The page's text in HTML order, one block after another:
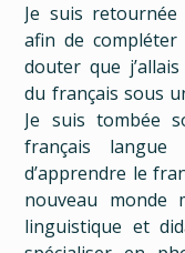
Je suis retournée
afin de
douter que
du français sous
Je suis tombée
français langue
d’apprendre le
nouveau monde
linguistique et